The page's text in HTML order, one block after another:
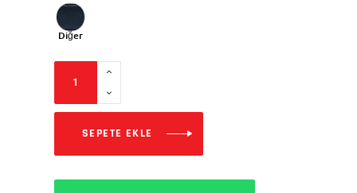
Diğer
SEPETE EKLE